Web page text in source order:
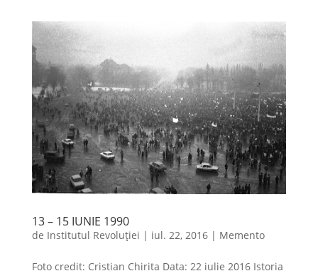
13 – 15 IUNIE 1990
de Institutul Revoluției | iul. 22, 2016| Memento
Foto credit: Cristian Chirita Data: 22 iulie 2016 Istoria